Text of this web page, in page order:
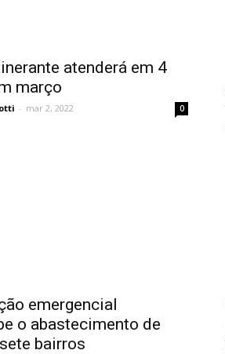
atenderá em 4
março
- mar 2, 2022 0
emergencial
o abastecimento de
bairros